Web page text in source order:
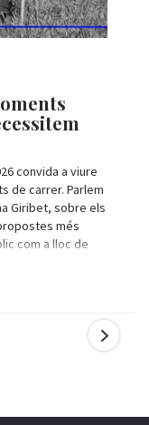
convida a viure
de carrer. Parlem
Giribet, sobre els
més
com a lloc de